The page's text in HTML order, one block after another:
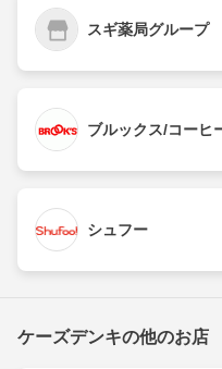
スギ薬局グループ
ブルックス/コーヒ
シュフー
ケーズデンキの他のお店